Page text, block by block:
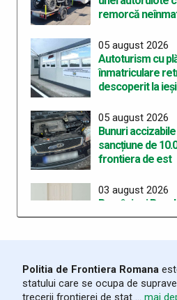
remorcă
05 august 2026
Autoturism cu
înmatriculare
descoperit la
05 august 2026
Bunuri
sancțiune de
frontiera de est
03 august 2026
România și
consolidează
03 august 2026
Trafic intens la
Republica
Politia de Frontiera Romana
statului care se ocupa de
trecerii frontierei de stat ... mai